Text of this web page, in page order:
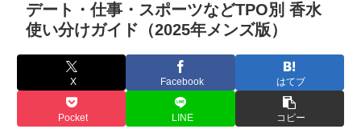
デート・仕事・スポーツなどTPO別 香水
使い分けガイド（2025年メンズ版）
X Facebook はてブ
Pocket LINE コピー